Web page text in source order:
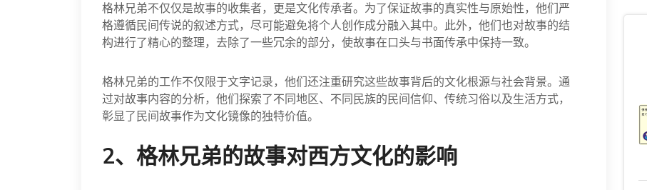
格林兄弟不仅仅是故事的收集者，更是文化传承者。为了保证故事的真实性与原始性，他们严
格遵循民间传说的叙述方式，尽可能避免将个人创作成分融入其中。此外，他们也对故事的结
构进行了精心的整理，去除了一些冗余的部分，使故事在口头与书面传承中保持一致。
格林兄弟的工作不仅限于文字记录，他们还注重研究这些故事背后的文化根源与社会背景。通
过对故事内容的分析，他们探索了不同地区、不同民族的民间信仰、传统习俗以及生活方式，
彰显了民间故事作为文化镜像的独特价值。
2、格林兄弟的故事对西方文化的影响